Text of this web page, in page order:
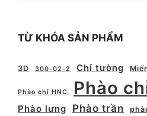
TỪ KHÓA SẢN PHẨM
3D 300-02-2 Chỉ tường
Phào chỉ HNC Phào
Phào lưng
Phào trần